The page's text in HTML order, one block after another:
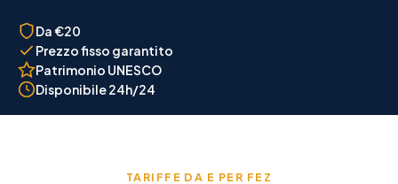
Da €20
Prezzo fisso garantito
Patrimonio UNESCO
Disponibile 24h/24
TARIFFE DA E PER FEZ